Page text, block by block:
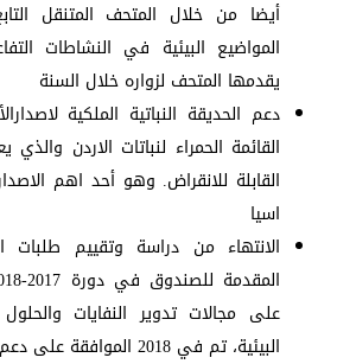
أيضا من خلال المتحف المتنقل
المواضيع البيئية في النشاطات
يقدمها المتحف لزواره خلال السنة
دعم الحديقة النباتية الملكية
القائمة الحمراء لنباتات الاردن
القابلة للانقراض. وهو أحد اهم
اسيا
الانتهاء من دراسة وتقييم
على مجالات تدوير النفايات
البيئية، تم في 2018 الموافقة على دعم 5 مشاريع: